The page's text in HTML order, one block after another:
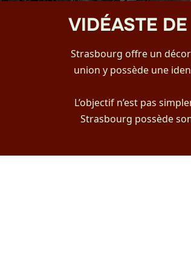
VIDÉASTE
Strasbourg offre un
union y possède une
L’objectif n’est pas
Strasbourg possède